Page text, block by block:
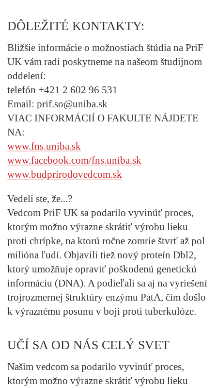
DÔLEŽITÉ KONTAKTY:
Bližšie informácie o možnostiach štúdia na PriF
UK vám radi poskytneme na našeom študijnom
oddelení:
telefón +421 2 602 96 531
Email: prif.so@uniba.sk
VIAC INFORMÁCIÍ O FAKULTE NÁJDETE
NA:
www.fns.uniba.sk
www.facebook.com/fns.uniba.sk
www.budprirodovedcom.sk
Vedeli ste, že...?
Vedcom PriF UK sa podarilo vyvinúť proces,
ktorým možno výrazne skrátiť výrobu lieku
proti chrípke, na ktorú ročne zomrie štvrť až pol
milióna ľudí. Objavili tiež nový proteín Dbl2,
ktorý umožňuje opraviť poškodenú genetickú
informáciu (DNA). A podieľali sa aj na vyriešení
trojrozmernej štruktúry enzýmu PatA, čím došlo
k výraznému posunu v boji proti tuberkulóze.
UČÍ SA OD NÁS CELÝ SVET
Našim vedcom sa podarilo vyvinúť proces,
ktorým možno výrazne skrátiť výrobu lieku